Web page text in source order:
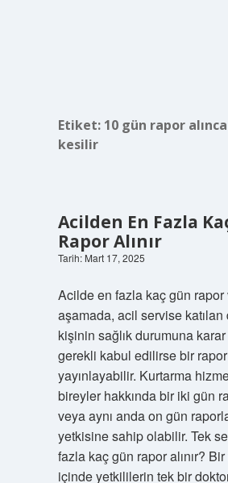
Etiket: 10 gün rapor
kesilir
Acilden En Fazla
Rapor Alınır
Tarih: Mart 17, 2025
Acilde en fazla kaç gün
aşamada, acil servise katılan
kişinin sağlık durumuna
gerekli kabul edilirse bir rapor
yayınlayabilir. Kurtarma
bireyler hakkında bir iki gün
veya aynı anda on gün
yetkisine sahip olabilir. Tek
fazla kaç gün rapor alınır? Bir
içinde yetkililerin tek bir